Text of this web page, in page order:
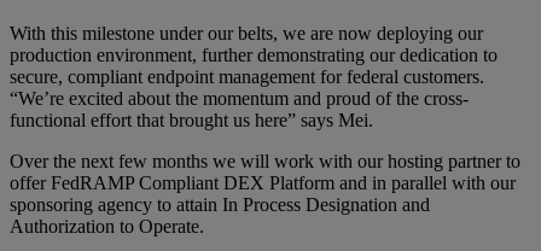
With this milestone under our belts, we are now deploying our
production environment, further demonstrating our dedication to
secure, compliant endpoint management for federal customers.
“We’re excited about the momentum and proud of the cross-
functional effort that brought us here” says Mei.
Over the next few months we will work with our hosting partner to
offer FedRAMP Compliant DEX Platform and in parallel with our
sponsoring agency to attain In Process Designation and
Authorization to Operate.